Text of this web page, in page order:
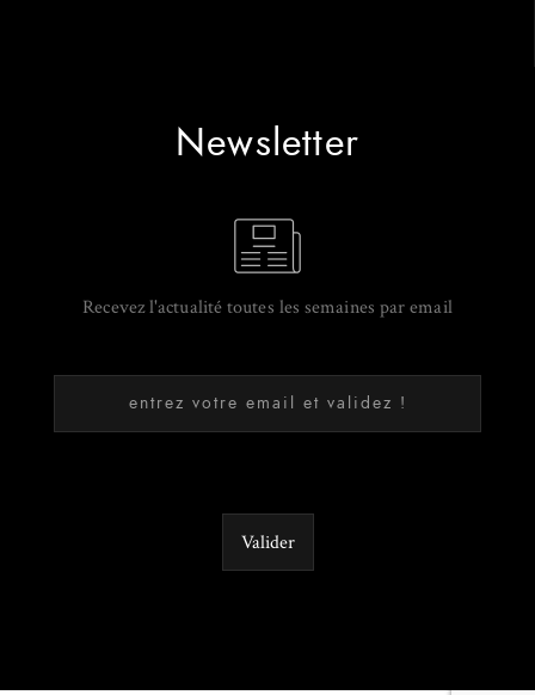
Newsletter
Recevez l'actualité toutes les semaines par email